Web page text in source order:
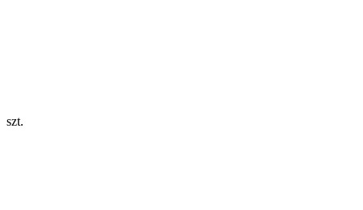
szt.